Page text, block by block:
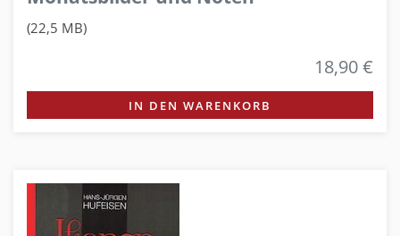
(22,5 MB)
18,90 €
IN DEN WARENKORB